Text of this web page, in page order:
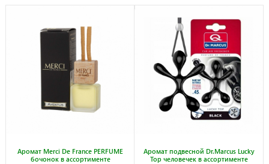
Аромат Merci De France PERFUME
бочонок в ассортименте
Аромат подвесной Dr.Marcus Lucky
Top человечек в ассортименте